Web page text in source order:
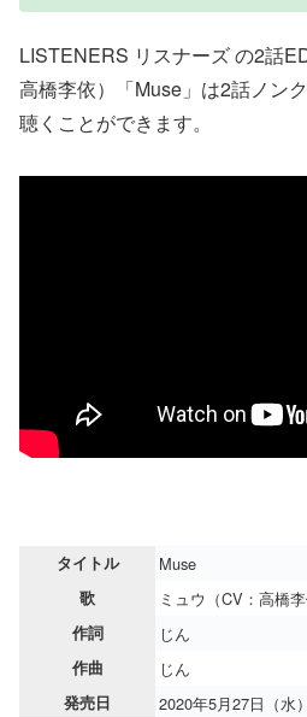
LISTENERS リスナーズ の2話
高橋李依）「Muse」は2話ノン
聴くことができます。
タイトル Muse
歌 ミュウ（CV：高橋李
作詞 じん
作曲 じん
発売日 2020年5月27日（水）